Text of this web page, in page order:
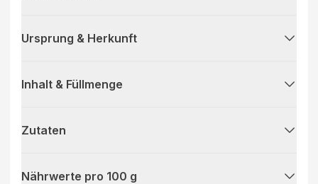
Ursprung & Herkunft
Inhalt & Füllmenge
Zutaten
Nährwerte pro 100 g